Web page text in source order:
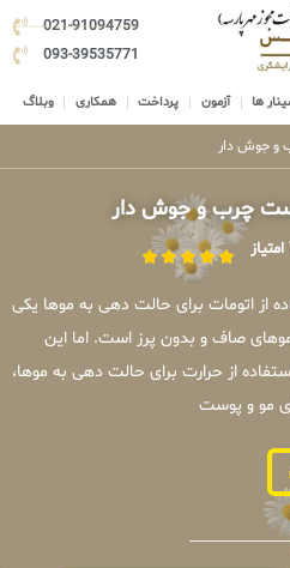
021-91094759
093-39535771
ها آزمون پرداخت همکاری وبلاگ
و جوش دار
چرب و جوش دار
از اتومات برای حالت دهی به موها یکی
صاف و بدون پرز است. اما این
از حرارت برای حالت دهی به موها،
مو و پوست